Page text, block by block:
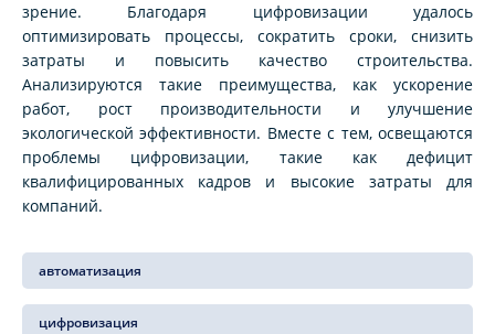
зрение. Благодаря цифровизации удалось
оптимизировать процессы, сократить сроки, снизить
затраты и повысить качество строительства.
Анализируются такие преимущества, как ускорение
работ, рост производительности и улучшение
экологической эффективности. Вместе с тем, освещаются
проблемы цифровизации, такие как дефицит
квалифицированных кадров и высокие затраты для
компаний.
автоматизация
цифровизация